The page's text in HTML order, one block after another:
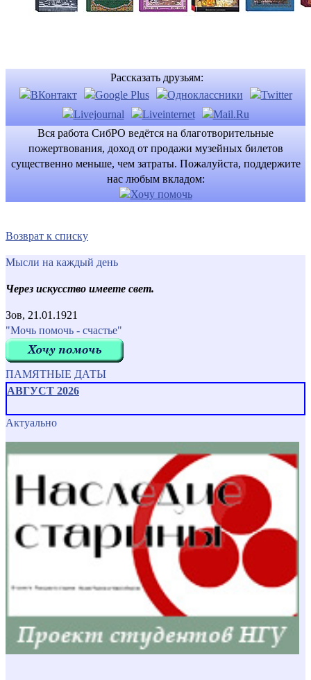
Рассказать друзьям:
Вся работа СибРО ведётся на благотворительные
пожертвования, доход от продажи музейных билетов
существенно меньше, чем затраты. Пожалуйста, поддержите
нас любым вкладом:
Возврат к списку
Мысли на каждый день
Через искусство имеете свет.
Зов, 21.01.1921
"Мочь помочь - счастье"
ПАМЯТНЫЕ ДАТЫ
АВГУСТ 2026
Актуально